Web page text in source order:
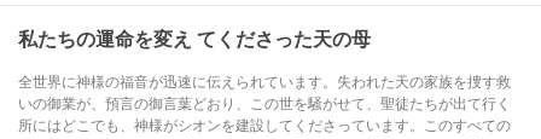
私たちの運命を変え てくださった天の母
全世界に神様の福音が迅速に伝えられています。失われた天の家族を捜す救
いの御業が、預言の御言葉どおり、この世を騒がせて、聖徒たちが出て行く
所にはどこでも、神様がシオンを建設してくださっています。このすべての